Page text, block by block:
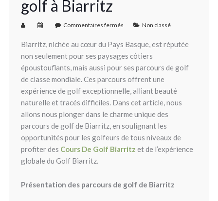
golf à Biarritz
Commentaires fermés Non classé
Biarritz, nichée au cœur du Pays Basque, est réputée
non seulement pour ses paysages côtiers
époustouflants, mais aussi pour ses parcours de golf
de classe mondiale. Ces parcours offrent une
expérience de golf exceptionnelle, alliant beauté
naturelle et tracés difficiles. Dans cet article, nous
allons nous plonger dans le charme unique des
parcours de golf de Biarritz, en soulignant les
opportunités pour les golfeurs de tous niveaux de
profiter des Cours De Golf Biarritz et de l’expérience
globale du Golf Biarritz.
Présentation des parcours de golf de Biarritz